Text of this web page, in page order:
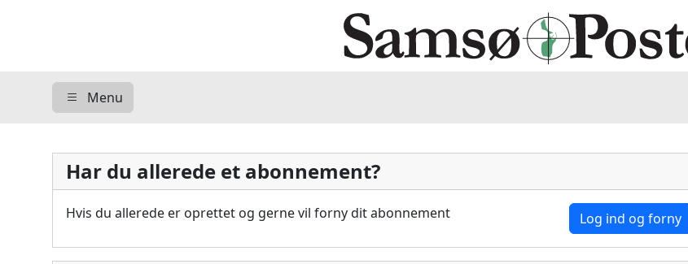
Menu
Har du allerede et abonnement?
Hvis du allerede er oprettet og gerne vil forny dit abonnement Log ind og forny